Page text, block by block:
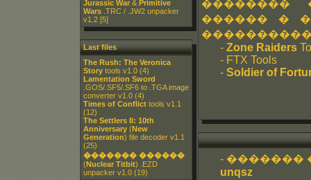
Jurassic War & Primitive
Wars .TRC / .JW2 unpacker
v1.2 [5]
Last files
The Rush: The Veronica
Story tools v1.0 (4)
Lamentation Sword
.GOS/.SF5/.SF6 to .TGA image
converter v1.0 (4)
Times of Conflict tools v1.1
(12)
The Settlers II: 10th
Anniversary (New
Generation) file decoder v1.1
(25)
������� ������
(Nuclear Titbit) .EZD
unpacker v1.0 (19)
��������
������ �
- Zone Raiders
- FTX Tools
- Soldier of
- �������
unqsz